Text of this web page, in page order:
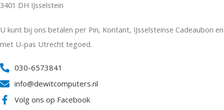
3401 DH IJsselstein
U kunt bij ons betalen per Pin, Kontant, IJsselsteinse Cadeaubon en
met U-pas Utrecht tegoed.
030-6573841
info@dewitcomputers.nl
Volg ons op Facebook